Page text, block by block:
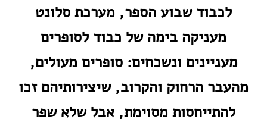
לכבוד שבוע הספר, מערכת סלונט
מעניקה בימה של כבוד לסופרים
מעניינים ונשכחים: סופרים מעולים,
מהעבר הרחוק והקרוב, שיצירותיהם זכו
להתייחסות מסוימת, אבל שלא שפר